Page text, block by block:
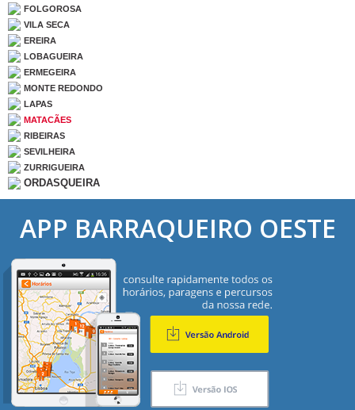
FOLGOROSA
VILA SECA
EREIRA
LOBAGUEIRA
ERMEGEIRA
MONTE REDONDO
LAPAS
MATACÃES
RIBEIRAS
SEVILHEIRA
ZURRIGUEIRA
ORDASQUEIRA
APP BARRAQUEIRO OESTE